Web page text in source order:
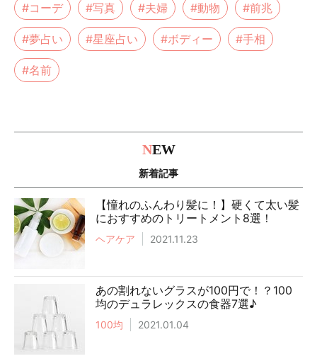
#コーデ #写真 #夫婦 #動物 #前兆
#夢占い #星座占い #ボディー #手相
#名前
NEW
新着記事
【憧れのふんわり髪に！】硬くて太い髪
におすすめのトリートメント8選！
ヘアケア 2021.11.23
あの割れないグラスが100円で！？100
均のデュラレックスの食器7選♪
100均 2021.01.04